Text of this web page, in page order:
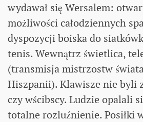
wydawał się Wersalem:
możliwości całodziennych
dyspozycji boiska do
tenis. Wewnątrz świetlica,
(transmisja mistrzostw
Hiszpanii). Klawisze nie byli
czy wścibscy. Ludzie opalali
totalne rozluźnienie. Posiłki